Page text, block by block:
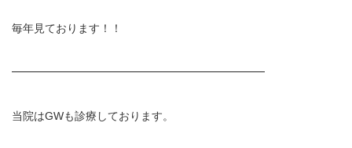
毎年見ております！！
━━━━━━━━━━━━━━━━━━━━━━━
当院はGWも診療しております。
施術について